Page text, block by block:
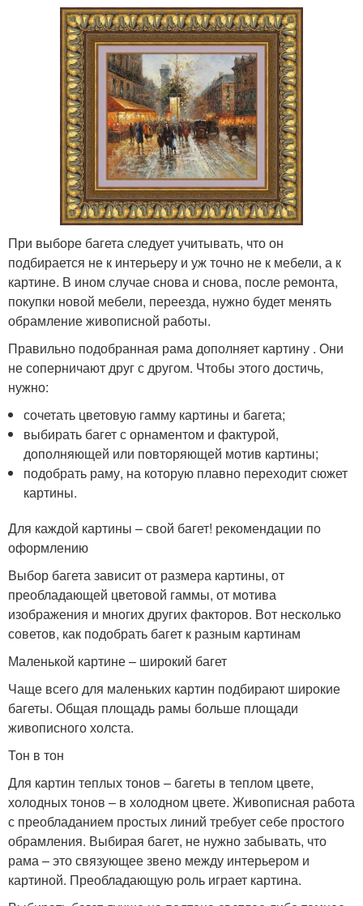
При выборе багета следует учитывать, что он
подбирается не к интерьеру и уж точно не к мебели, а к
картине. В ином случае снова и снова, после ремонта,
покупки новой мебели, переезда, нужно будет менять
обрамление живописной работы.
Правильно подобранная рама дополняет картину . Они
не соперничают друг с другом. Чтобы этого достичь,
нужно:
сочетать цветовую гамму картины и багета;
выбирать багет с орнаментом и фактурой,
дополняющей или повторяющей мотив картины;
подобрать раму, на которую плавно переходит сюжет
картины.
Для каждой картины – свой багет! рекомендации по
оформлению
Выбор багета зависит от размера картины, от
преобладающей цветовой гаммы, от мотива
изображения и многих других факторов. Вот несколько
советов, как подобрать багет к разным картинам
Маленькой картине – широкий багет
Чаще всего для маленьких картин подбирают широкие
багеты. Общая площадь рамы больше площади
живописного холста.
Тон в тон
Для картин теплых тонов – багеты в теплом цвете,
холодных тонов – в холодном цвете. Живописная работа
с преобладанием простых линий требует себе простого
обрамления. Выбирая багет, не нужно забывать, что
рама – это связующее звено между интерьером и
картиной. Преобладающую роль играет картина.